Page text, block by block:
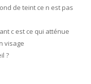
de teint ce n est pas
c est ce qui atténue
visage
?